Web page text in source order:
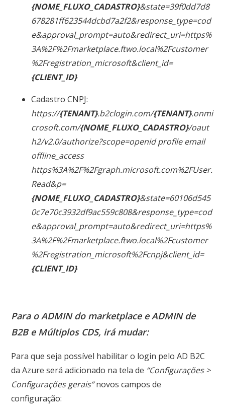
{NOME_FLUXO_CADASTRO}&state=39f0dd7d8
678281ff623544dcbd7a2f2&response_type=cod
e&approval_prompt=auto&redirect_uri=https%
3A%2F%2Fmarketplace.ftwo.local%2Fcustomer
%2Fregistration_microsoft&client_id=
{CLIENT_ID}
Cadastro CNPJ:
https://{TENANT}.b2clogin.com/{TENANT}.onmi
crosoft.com/{NOME_FLUXO_CADASTRO}/oaut
h2/v2.0/authorize?scope=openid profile email
offline_access
https%3A%2F%2Fgraph.microsoft.com%2FUser.
Read&p=
{NOME_FLUXO_CADASTRO}&state=60106d545
0c7e70c3932df9ac559c808&response_type=cod
e&approval_prompt=auto&redirect_uri=https%
3A%2F%2Fmarketplace.ftwo.local%2Fcustomer
%2Fregistration_microsoft%2Fcnpj&client_id=
{CLIENT_ID}
Para o ADMIN do marketplace e ADMIN de
B2B e Múltiplos CDS, irá mudar:
Para que seja possível habilitar o login pelo AD B2C
da Azure será adicionado na tela de “Configurações >
Configurações gerais”novos campos de
configuração: